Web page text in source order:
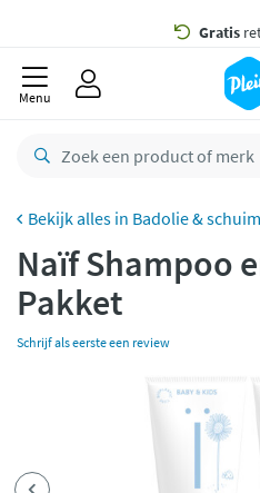
Gratis
CO2
Betaal
Menu
Badolie & schuim
Naïf Shampoo
Pakket
Schrijf als eerste een review